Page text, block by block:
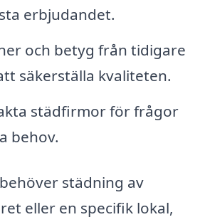
erbjudandet.
och betyg från tidigare
säkerställa kvaliteten.
städfirmor för frågor
behov.
städning av
eller en specifik lokal,